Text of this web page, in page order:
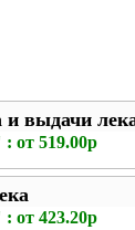
и выдачи
от 519.00р
от 423.20р